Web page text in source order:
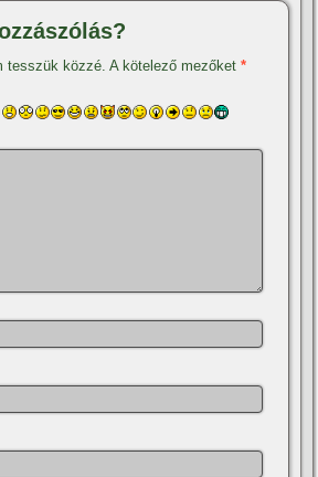
tesszük közzé. A kötelező mezőket*